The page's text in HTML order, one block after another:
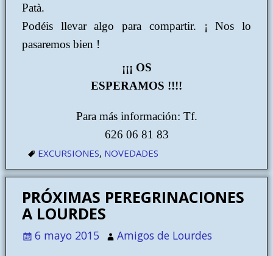
Patà.
Podéis llevar algo para compartir. ¡ Nos lo
pasaremos bien !
¡¡¡ OS
ESPERAMOS !!!!
Para más información: Tf.
626 06 81 83
EXCURSIONES, NOVEDADES
PRÓXIMAS PEREGRINACIONES
A LOURDES
6 mayo 2015 Amigos de Lourdes